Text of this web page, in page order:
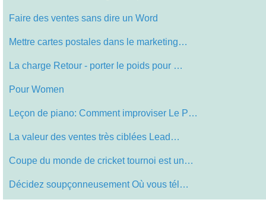
Faire des ventes sans dire un Word
Mettre cartes postales dans le marketing…
La charge Retour - porter le poids pour …
Pour Women
Leçon de piano: Comment improviser Le P…
La valeur des ventes très ciblées Lead…
Coupe du monde de cricket tournoi est un…
Décidez soupçonneusement Où vous tél…